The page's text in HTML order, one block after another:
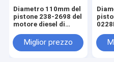
Diametro 110mm del
pistone 238-2698 del
motore diesel di
Miglior prezzo